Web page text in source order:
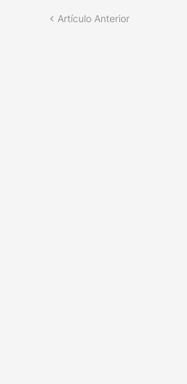
Artículo Anterior